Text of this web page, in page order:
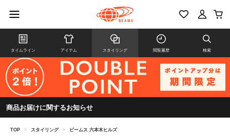
タイムライン アイテム スタイリング 閲覧履歴 検索
商品お届けに関するお知らせ
TOP > スタイリング > ビームス 六本木ヒルズ